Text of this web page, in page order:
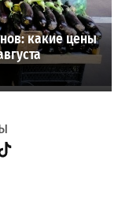
какие цены
TikTok